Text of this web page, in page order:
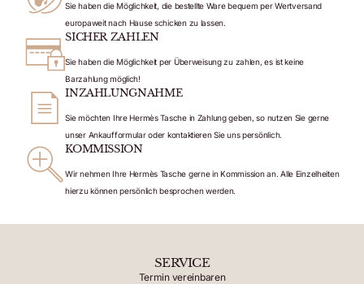
Sie haben die Möglichkeit, die bestellte Ware bequem per Wertversand
europaweit nach Hause schicken zu lassen.
SICHER ZAHLEN
Sie haben die Möglichkeit per Überweisung zu zahlen, es ist keine
Barzahlung möglich!
INZAHLUNGNAHME
Sie möchten Ihre Hermès Tasche in Zahlung geben, so nutzen Sie gerne
unser Ankaufformular oder kontaktieren Sie uns persönlich.
KOMMISSION
Wir nehmen Ihre Hermès Tasche gerne in Kommission an. Alle Einzelheiten
hierzu können persönlich besprochen werden.
SERVICE
Termin vereinbaren